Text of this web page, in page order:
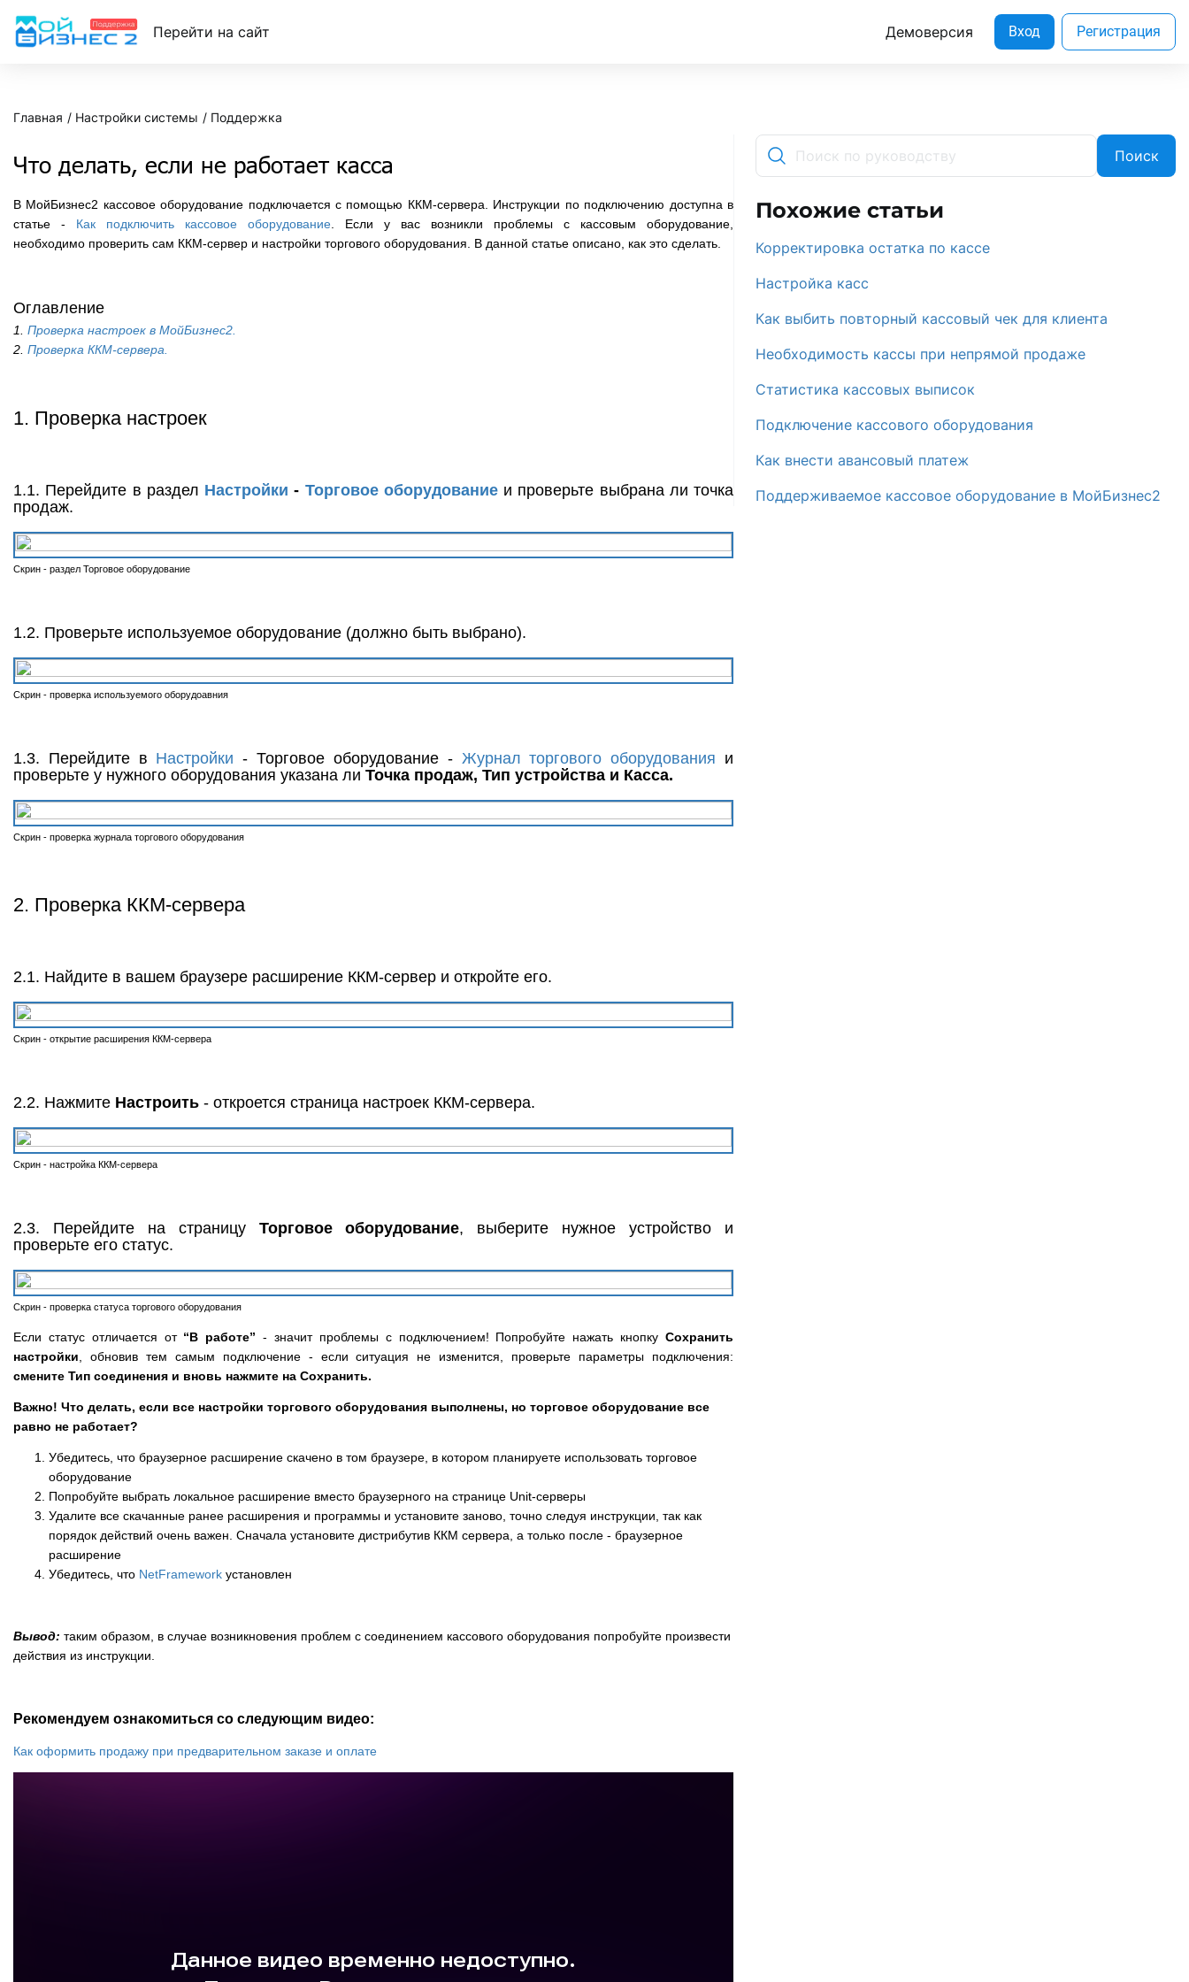
Перейти на сайт Демоверсия Вход Регистрация
Главная Настройки системы Поддержка
Что делать, если не работает касса
В МойБизнес2 кассовое оборудование подключается с помощью ККМ-сервера. Инструкции по подключению доступна в
статье - Как подключить кассовое оборудование . Если у вас возникли проблемы с кассовым оборудование,
необходимо проверить сам ККМ-сервер и настройки торгового оборудования. В данной статье описано, как это сделать.
Оглавление
1. Проверка настроек в МойБизнес2.
2. Проверка ККМ-сервера.
1. Проверка настроек
1.1. Перейдите в раздел Настройки- Торговое оборудование и проверьте выбрана ли точка
продаж.
Скрин - раздел Торговое оборудование
1.2. Проверьте используемое оборудование (должно быть выбрано).
Скрин - проверка используемого оборудоавния
1.3. Перейдите в Настройки - Торговое оборудование - Журнал торгового оборудования и
проверьте у нужного оборудования указана ли Точка продаж, Тип устройства и Касса.
Скрин - проверка журнала торгового оборудования
2. Проверка ККМ-сервера
2.1. Найдите в вашем браузере расширение ККМ-сервер и откройте его.
Скрин - открытие расширения ККМ-сервера
2.2. Нажмите Настроить - откроется страница настроек ККМ-сервера.
Скрин - настройка ККМ-сервера
2.3. Перейдите на страницу Торговое оборудование, выберите нужное устройство и
проверьте его статус.
Скрин - проверка статуса торгового оборудования
Если статус отличается от “В работе” - значит проблемы с подключением! Попробуйте нажать кнопкуСохранить
настройки , обновив тем самым подключение - если ситуация не изменится, проверьте параметры подключения:
смените Тип соединения и вновь нажмите на Сохранить.
Важно! Что делать, если все настройки торгового оборудования выполнены, но торговое оборудование все
равно не работает?
Убедитесь, что браузерное расширение скачено в том браузере, в котором планируете использовать торговое
оборудование
Попробуйте выбрать локальное расширение вместо браузерного на странице Unit-серверы
Удалите все скачанные ранее расширения и программы и установите заново, точно следуя инструкции, так как
порядок действий очень важен. Сначала установите дистрибутив ККМ сервера, а только после - браузерное
расширение
Убедитесь, что NetFramework установлен
Вывод: таким образом, в случае возникновения проблем с соединением кассового оборудования попробуйте произвести
действия из инструкции.
Рекомендуем ознакомиться со следующим видео:
Как оформить продажу при предварительном заказе и оплате
Поиск
Похожие статьи
Корректировка остатка по кассе
Настройка касс
Как выбить повторный кассовый чек для клиента
Необходимость кассы при непрямой продаже
Статистика кассовых выписок
Подключение кассового оборудования
Как внести авансовый платеж
Поддерживаемое кассовое оборудование в МойБизнес2